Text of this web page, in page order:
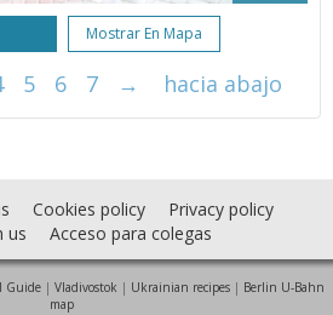
Mostrar En Mapa
5 6 7 → hacia abajo
Cookies policy
Privacy policy
us
Acceso para colegas
Guide | Vladivostok | Ukrainian recipes | Berlin U-Bahn
map